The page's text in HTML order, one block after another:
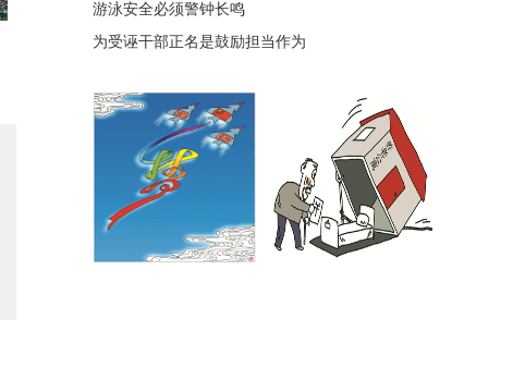
游泳安全必须警钟长鸣
为受诬干部正名是鼓励担当作为